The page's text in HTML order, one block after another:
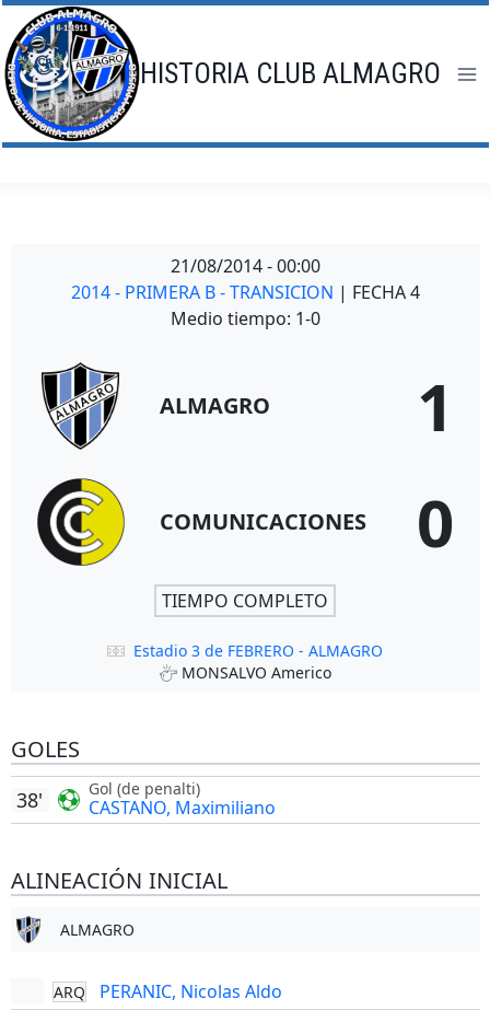
Saltar
al
contenido
HISTORIA CLUB ALMAGRO
21/08/2014 - 00:00
2014 - PRIMERA B - TRANSICION | FECHA 4
Medio tiempo: 1-0
ALMAGRO 1
COMUNICACIONES 0
TIEMPO COMPLETO
Estadio 3 de FEBRERO - ALMAGRO
MONSALVO Americo
GOLES
Gol (de penalti)
CASTANO, Maximiliano
38'
ALINEACIÓN INICIAL
ALMAGRO
ARQ PERANIC, Nicolas Aldo